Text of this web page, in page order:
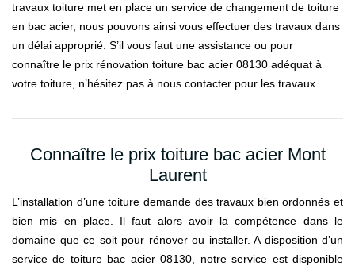
travaux toiture met en place un service de changement de toiture
en bac acier, nous pouvons ainsi vous effectuer des travaux dans
un délai approprié. S’il vous faut une assistance ou pour
connaître le prix rénovation toiture bac acier 08130 adéquat à
votre toiture, n’hésitez pas à nous contacter pour les travaux.
Connaître le prix toiture bac acier Mont
Laurent
L’installation d’une toiture demande des travaux bien ordonnés et
bien mis en place. Il faut alors avoir la compétence dans le
domaine que ce soit pour rénover ou installer. A disposition d’un
service de toiture bac acier 08130, notre service est disponible